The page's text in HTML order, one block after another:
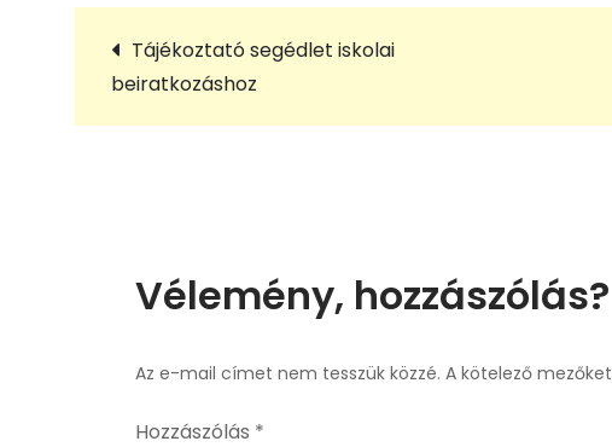
Bejegyzés
navigáció
Tájékoztató segédlet iskolai
beiratkozáshoz
Vélemény, hozzászólás?
Az e-mail címet nem tesszük közzé. A kötelező mezőket
Hozzászólás *